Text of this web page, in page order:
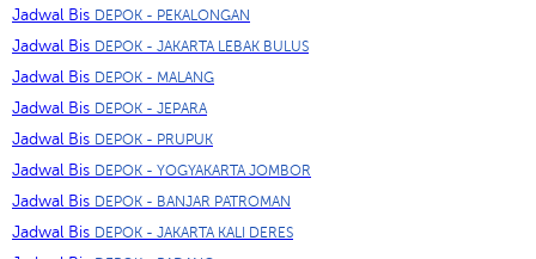
Jadwal Bis DEPOK - PEKALONGAN
Jadwal Bis DEPOK - JAKARTA LEBAK BULUS
Jadwal Bis DEPOK - MALANG
Jadwal Bis DEPOK - JEPARA
Jadwal Bis DEPOK - PRUPUK
Jadwal Bis DEPOK - YOGYAKARTA JOMBOR
Jadwal Bis DEPOK - BANJAR PATROMAN
Jadwal Bis DEPOK - JAKARTA KALI DERES